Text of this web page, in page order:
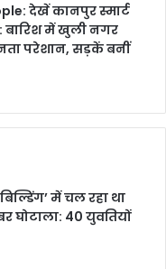
देखें कानपुर स्मार्ट
बारिश में खुली नगर
परेशान, सड़कें बनीं
में चल रहा था
घोटाला: 40 युवतियों